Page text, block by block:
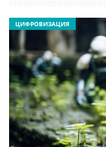
ЦИФРОВИЗАЦИЯ